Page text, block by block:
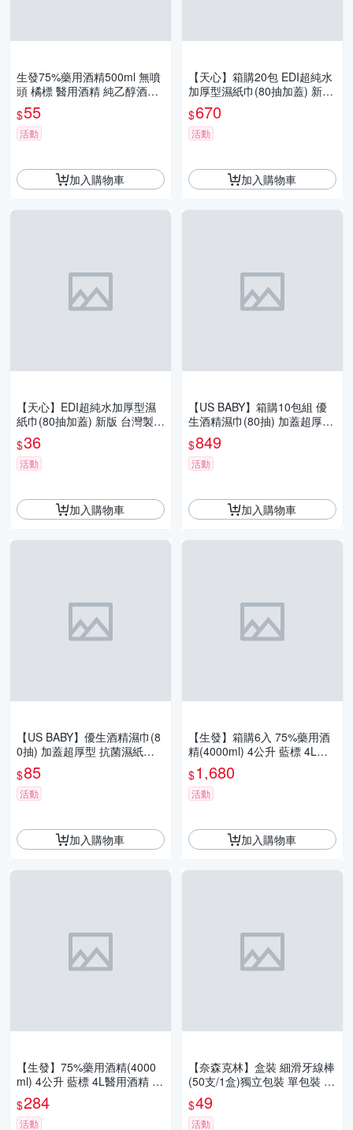
生發75%藥用酒精500ml 無噴
頭 橘標 醫用酒精 純乙醇酒精
消毒酒精 防疫酒精 清潔用酒
精 乾洗手
$55
活動
加入購物車
【天心】箱購20包 EDI超純水
加厚型濕紙巾(80抽加蓋) 新版
台灣製 不連抽 無酒精螢光劑
清潔濕巾
$670
活動
加入購物車
【天心】EDI超純水加厚型濕
紙巾(80抽加蓋) 新版 台灣製
不連抽 無酒精螢光劑 溫和親
膚 清潔濕巾
$36
活動
加入購物車
【US BABY】箱購10包組 優
生酒精濕巾(80抽) 加蓋超厚型
抗菌濕紙巾 濕巾 防疫 清潔 溫
和不刺激
$849
活動
加入購物車
【US BABY】優生酒精濕巾(8
0抽) 加蓋超厚型 抗菌濕紙巾
濕巾 防疫 消毒 清潔 溫和不刺
激
$85
活動
加入購物車
【生發】箱購6入 75%藥用酒
精(4000ml) 4公升 藍標 4L醫
用酒精 純乙醇酒精 消毒酒精
清潔用酒精
$1,680
活動
加入購物車
【生發】75%藥用酒精(4000
ml) 4公升 藍標 4L醫用酒精 純
乙醇酒精 消毒酒精 防疫酒精
清潔用酒精
$284
活動
【奈森克林】盒裝 細滑牙線棒
(50支/1盒)獨立包裝 單包裝 口
腔護理牙線棒 潔牙 輕鬆滑入
齒縫
$49
活動